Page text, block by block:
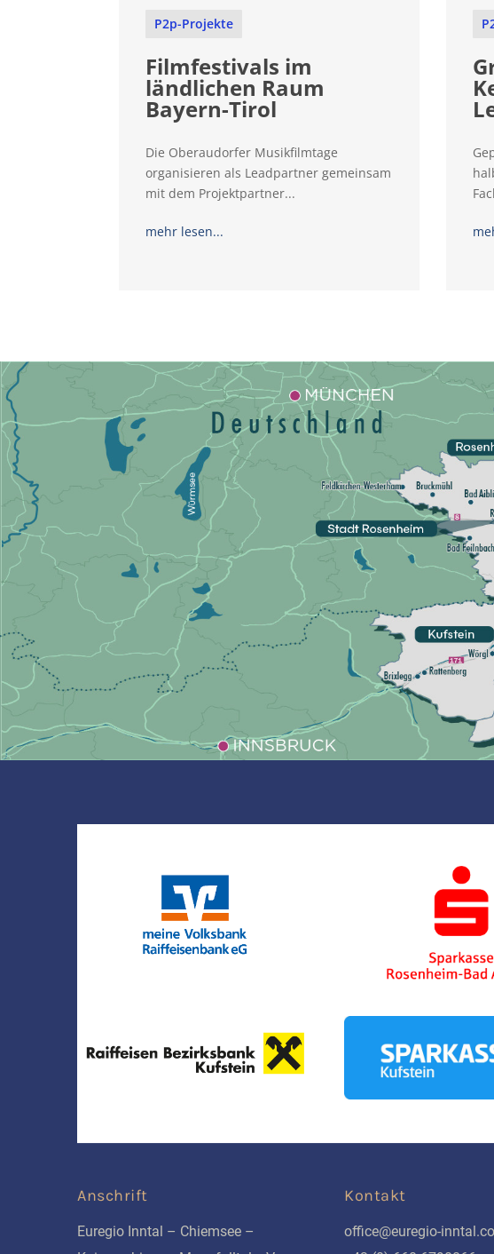
P2p-Projekte
Filmfestivals im
ländlichen Raum
Bayern-Tirol
Die Oberaudorfer Musikfilmtage
organisieren als Leadpartner gemeinsam
mit dem Projektpartner...
mehr lesen...
Anschrift
Euregio Inntal – Chiemsee –
Kontakt
office@euregio-